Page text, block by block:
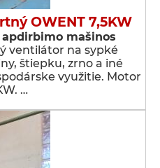
OWENT 7,5KW
mašinos
ventilátor na sypké
štiepku, zrno a iné
využitie. Motor
…